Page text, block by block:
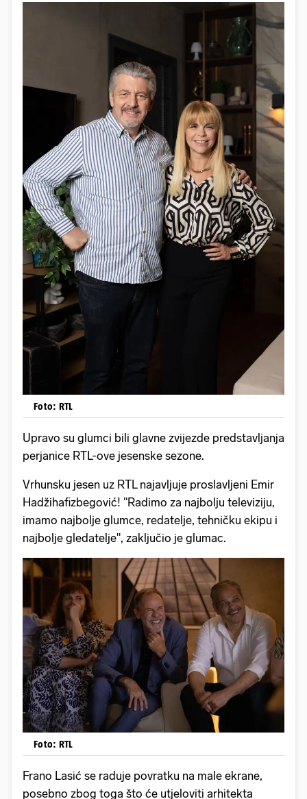
Foto: RTL
Upravo su glumci bili glavne zvijezde predstavljanja
perjanice RTL-ove jesenske sezone.
Vrhunsku jesen uz RTL najavljuje proslavljeni Emir
Hadžihafizbegović! "Radimo za najbolju televiziju,
imamo najbolje glumce, redatelje, tehničku ekipu i
najbolje gledatelje", zaključio je glumac.
Foto: RTL
Frano Lasić se raduje povratku na male ekrane,
posebno zbog toga što će utjeloviti arhitekta